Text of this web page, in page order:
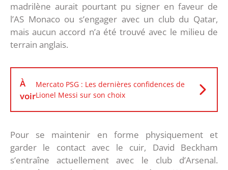
madrilène aurait pourtant pu signer en faveur de
l’AS Monaco ou s’engager avec un club du Qatar,
mais aucun accord n’a été trouvé avec le milieu de
terrain anglais.
À
voir
Mercato PSG : Les dernières confidences de
Lionel Messi sur son choix
Pour se maintenir en forme physiquement et
garder le contact avec le cuir, David Beckham
s’entraîne actuellement avec le club d’Arsenal.